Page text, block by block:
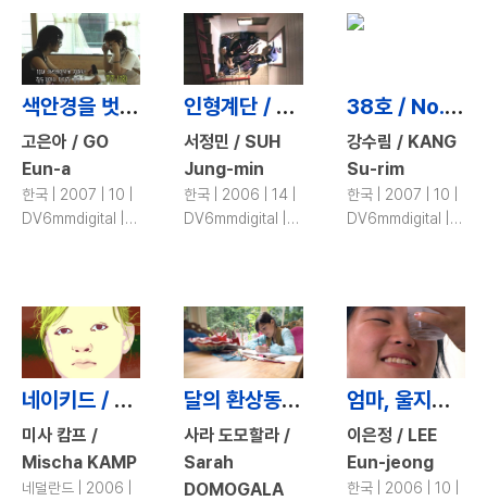
색안경을 벗어라 / Taking off Your Jaundiced Eye!
고은아 / GO
Eun-a
한국 | 2007 | 10 |
DV6mmdigital |
인형계단 / Stairs of Doll
서정민 / SUH
Jung-min
한국 | 2006 | 14 |
DV6mmdigital |
38호 / No.38
강수림 / KANG
Su-rim
한국 | 2007 | 10 |
DV6mmdigital |
네이키드 / Naked
미사 캄프 /
Mischa KAMP
네덜란드 | 2006 |
달의 환상동화 / Moon and the Wolfgirl
사라 도모할라 /
Sarah
DOMOGALA
엄마, 울지마 / Mom, Please Don’t Cry
이은정 / LEE
Eun-jeong
한국 | 2006 | 10 |